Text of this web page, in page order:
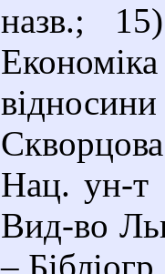
назв.;
Нац. ун-т
Вид-во